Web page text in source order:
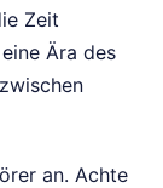
Zeit
Ära des
an. Achte